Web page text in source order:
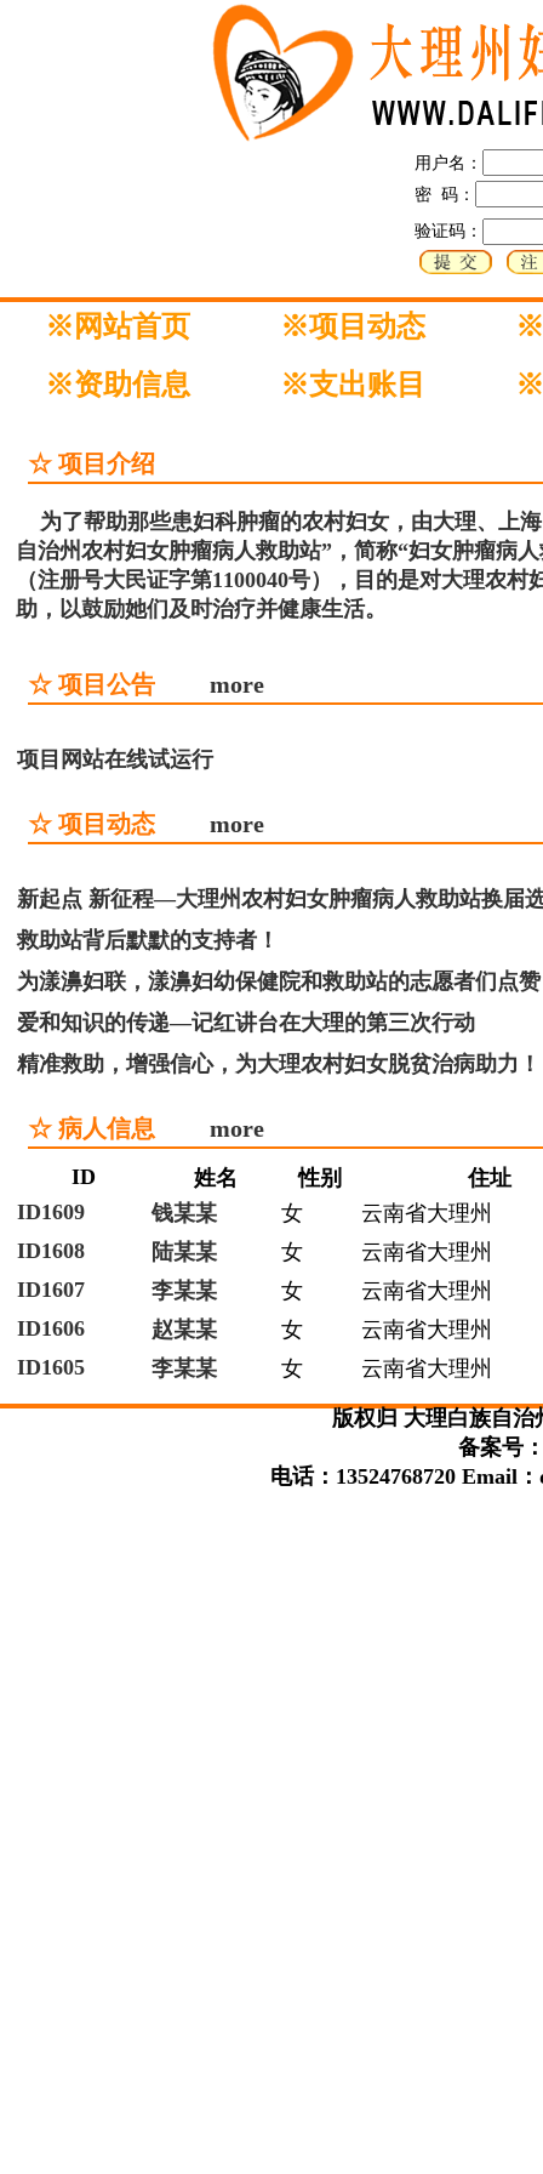
用户名：
密 码：
验证码：
※网站首页 ※项目动态
※
※资助信息
※支出账目 ※
☆ 项目介绍
为了帮助那些患妇科肿瘤的农村妇女，由大理、上
自治州农村妇女肿瘤病人救助站”，简称“妇女肿瘤病
（注册号大民证字第1100040号），目的是对大理农
助，以鼓励她们及时治疗并健康生活。
☆ 项目公告 more
项目网站在线试运行
☆ 项目动态 more
新起点 新征程—大理州农村妇女肿瘤病人救助站换届
救助站背后默默的支持者！
为漾濞妇联，漾濞妇幼保健院和救助站的志愿者们点
爱和知识的传递—记红讲台在大理的第三次行动
精准救助，增强信心，为大理农村妇女脱贫治病助力！
☆ 病人信息 more
ID 姓名 性别
住址
ID1609
钱某某 女
云南省大理州
ID1608
陆某某 女
云南省大理州
ID1607
李某某 女
云南省大理州
ID1606
赵某某 女
云南省大理州
ID1605
李某某 女 云南省大理州
版权归 大理白族自
备案号
电话：13524768720 Email